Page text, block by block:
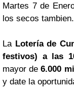
Martes 7 de
los secos tambien.
La Lotería de
festivos) a las
mayor de6.000
y date la